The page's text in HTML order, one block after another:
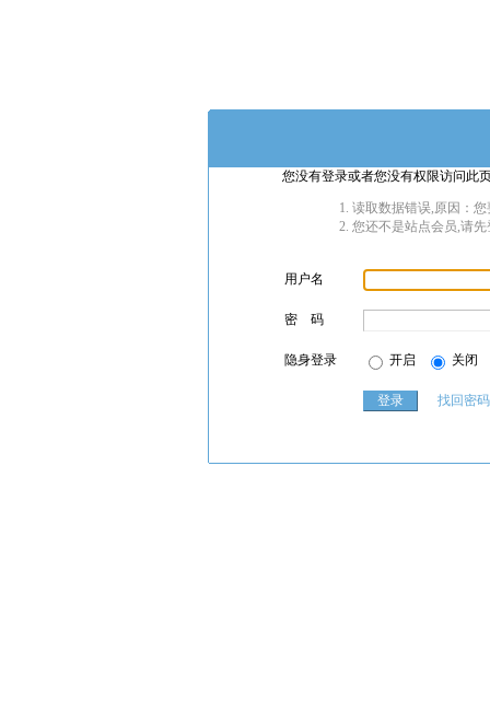
您没有登录或者您没有权限访问此
读取数据错误,原因：
您还不是站点会员,请
用户名
密 码
隐身登录 开启 关闭
找回密码